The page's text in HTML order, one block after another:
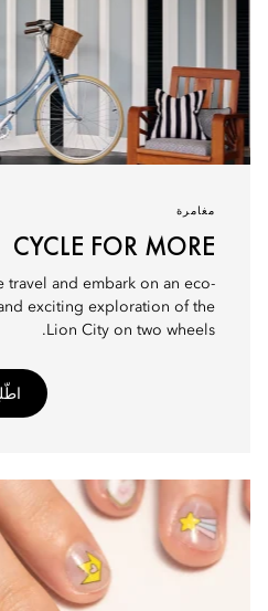
مغامرة
CYCLE FOR MORE
travel and embark on an eco-
exciting exploration of the
Lion City on two wheels.